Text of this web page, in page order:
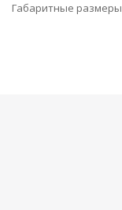
Габаритные размеры